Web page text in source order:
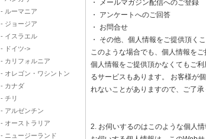
- ルーマニア
- ジョージア
- イスラエル
- ドイツ->
- カリフォルニア
- オレゴン・ワシントン
- カナダ
- チリ
- アルゼンチン
- オーストラリア
- ニュージーランド
・ メールマガジン配信へのご登録
・ アンケートへのご回答
・ お問合せ
・ その他、個人情報をご提供頂く
このような場合でも、個人情報を
個人情報をご提供頂かなくてもご
るサービスもあります。 お客様が
れないことがありますので、ご了承
2. お伺いするのはこのような個人